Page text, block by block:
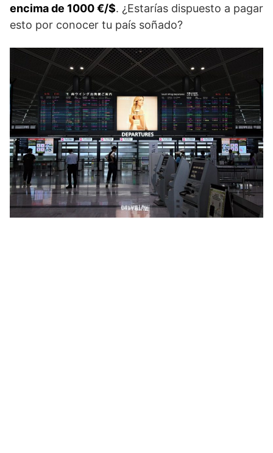
encima de 1000 €/$. ¿Estarías dispuesto a pagar
esto por conocer tu país soñado?